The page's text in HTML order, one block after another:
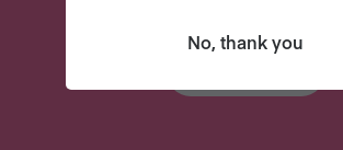
No, thank you